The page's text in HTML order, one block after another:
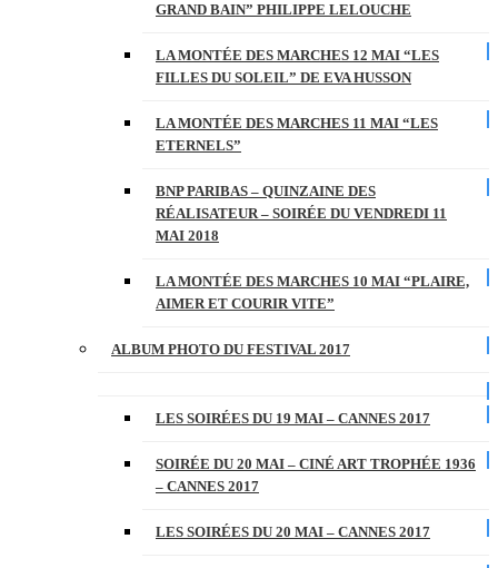
GRAND BAIN” PHILIPPE LELOUCHE
LA MONTÉE DES MARCHES 12 MAI “LES
FILLES DU SOLEIL” DE EVA HUSSON
LA MONTÉE DES MARCHES 11 MAI “LES
ETERNELS”
BNP PARIBAS – QUINZAINE DES
RÉALISATEUR – SOIRÉE DU VENDREDI 11
MAI 2018
LA MONTÉE DES MARCHES 10 MAI “PLAIRE,
AIMER ET COURIR VITE”
ALBUM PHOTO DU FESTIVAL 2017
LES SOIRÉES DU 19 MAI – CANNES 2017
SOIRÉE DU 20 MAI – CINÉ ART TROPHÉE 1936
– CANNES 2017
LES SOIRÉES DU 20 MAI – CANNES 2017